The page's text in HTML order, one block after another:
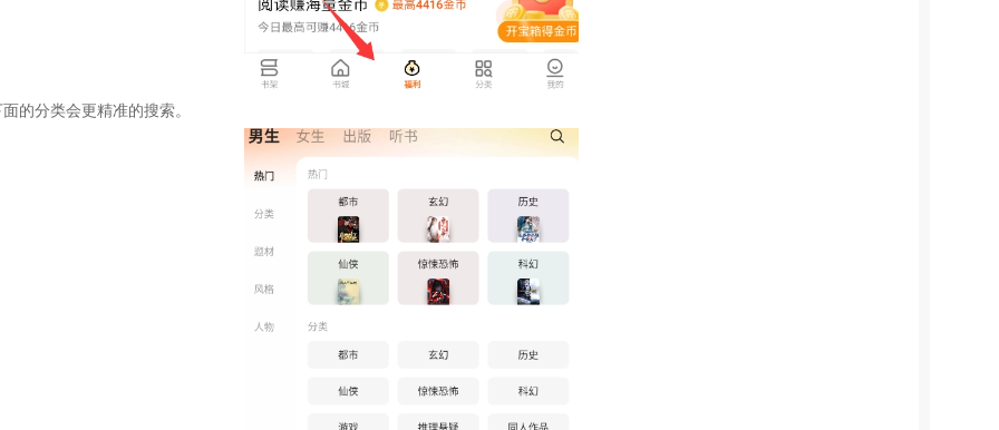
的分类会更精准的搜索。